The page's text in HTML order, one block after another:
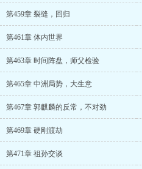
第459章 裂缝，回归
第461章 体内世界
第463章 时间阵盘，师父检验
第465章 中洲局势，大生意
第467章 郭麒麟的反常，不对劲
第469章 硬刚渡劫
第471章 祖孙交谈